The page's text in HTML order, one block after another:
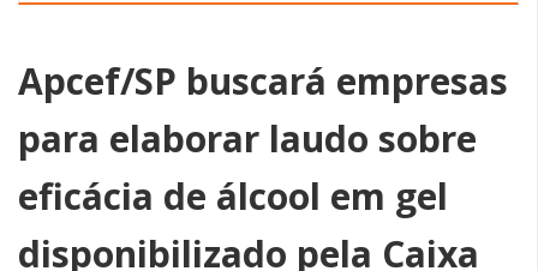
Apcef/SP buscará empresas
para elaborar laudo sobre
eficácia de álcool em gel
disponibilizado pela Caixa